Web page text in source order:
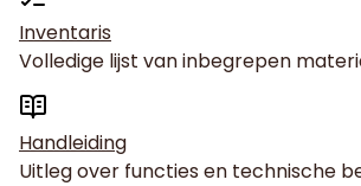
Inventaris
Volledige lijst van inbegrepen
Handleiding
Uitleg over functies en technische